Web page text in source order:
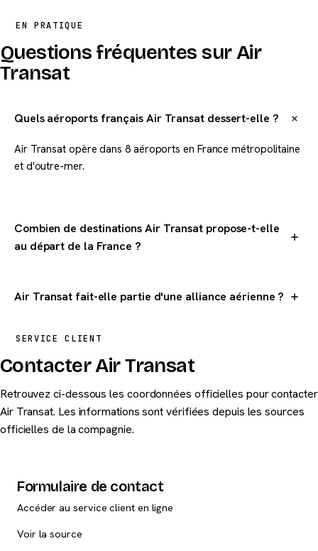
EN PRATIQUE
Questions fréquentes sur Air
Transat
Quels aéroports français Air Transat dessert-elle ?
Air Transat opère dans 8 aéroports en France métropolitaine
et d'outre-mer.
Combien de destinations Air Transat propose-t-elle
au départ de la France ?
de la France.
Air Transat fait-elle partie d'une alliance aérienne ?
majeure.
SERVICE CLIENT
Contacter Air Transat
Retrouvez ci-dessous les coordonnées officielles pour contacter
Air Transat. Les informations sont vérifiées depuis les sources
officielles de la compagnie.
Formulaire de contact
Accéder au service client en ligne
Voir la source